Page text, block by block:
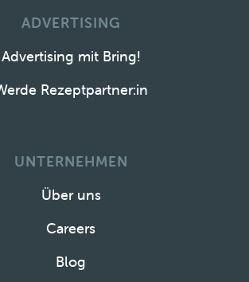
ADVERTISING
Advertising mit Bring!
Rezeptpartner:in
UNTERNEHMEN
Über uns
Careers
Blog